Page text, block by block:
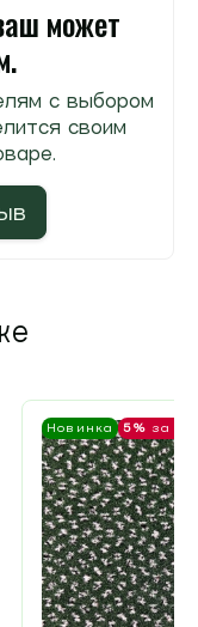
может
с выбором
своим
Новинка 5% за